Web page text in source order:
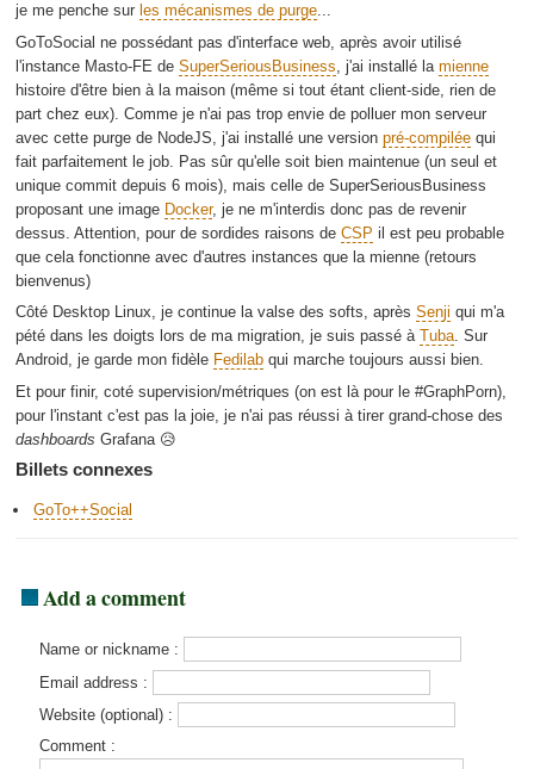
je me penche sur les mécanismes de purge...
GoToSocial ne possédant pas d'interface web, après avoir utilisé
l'instance Masto-FE de SuperSeriousBusiness , j'ai installé la mienne
histoire d'être bien à la maison (même si tout étant client-side, rien de
part chez eux). Comme je n'ai pas trop envie de polluer mon serveur
avec cette purge de NodeJS, j'ai installé une version pré-compiléequi
fait parfaitement le job. Pas sûr qu'elle soit bien maintenue (un seul et
unique commit depuis 6 mois), mais celle de SuperSeriousBusiness
proposant une image Docker, je ne m'interdis donc pas de revenir
dessus. Attention, pour de sordides raisons de CSP il est peu probable
que cela fonctionne avec d'autres instances que la mienne (retours
bienvenus)
Côté Desktop Linux, je continue la valse des softs, après Senji qui m'a
pété dans les doigts lors de ma migration, je suis passé à Tuba. Sur
Android, je garde mon fidèle Fedilabqui marche toujours aussi bien.
Et pour finir, coté supervision/métriques (on est là pour le #GraphPorn),
pour l'instant c'est pas la joie, je n'ai pas réussi à tirer grand-chose des
dashboards Grafana 😥
Billets connexes
GoTo++Social
Add a comment
Name or nickname :
Email address :
Website (optional) :
Comment :